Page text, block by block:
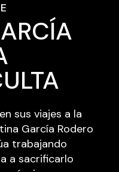
sus viajes a la
García Rodero
trabajando
a sacrificarlo